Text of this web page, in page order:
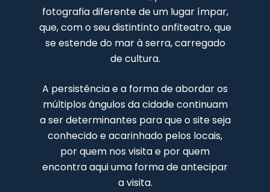
fotografia diferente de um lugar ímpar,
que, com o seu distintinto anfiteatro, que
se estende do mar à serra, carregado
de cultura.
A persistência e a forma de abordar os
múltiplos ângulos da cidade continuam
a ser determinantes para que o site seja
conhecido e acarinhado pelos locais,
por quem nos visita e por quem
encontra aqui uma forma de antecipar
a visita.